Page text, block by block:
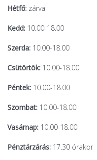
Hétfő: zárva
Kedd: 10.00-18.00
Szerda: 10.00-18.00
Csütörtök: 10.00-18.00
Péntek: 10.00-18.00
Szombat: 10.00-18.00
Vasárnap: 10.00-18.00
Pénztárzárás: 17.30 órakor